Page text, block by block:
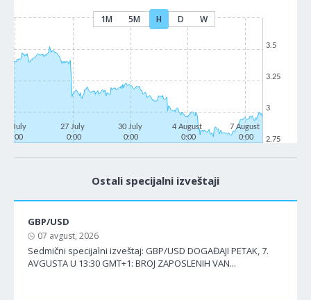
1M 5M H D W
22 July
0:00
27 July
0:00
30 July
0:00
4 August
0:00
7 August
0:00
2.75
3
3.25
3.5
Ostali specijalni izveštaji
GBP/USD
07 avgust, 2026
Sedmični specijalni izveštaj: GBP/USD DOGAĐAJI PETAK, 7.
AVGUSTA U 13:30 GMT+1: BROJ ZAPOSLENIH VAN...